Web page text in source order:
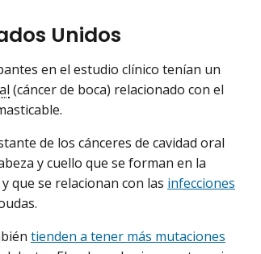
Unidos
en el estudio clínico tenían un
(cáncer de boca) relacionado con el
de los cánceres de cavidad oral
y cuello que se forman en la
y que se relacionan con las infecciones
tienden a tener más mutaciones